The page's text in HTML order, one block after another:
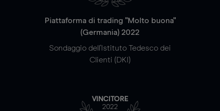
Piattaforma di trading "Molto buona"
(Germania) 2022
Sondaggio dell'Istituto Tedesco dei
Clienti (DKI)
VINCITORE
2022